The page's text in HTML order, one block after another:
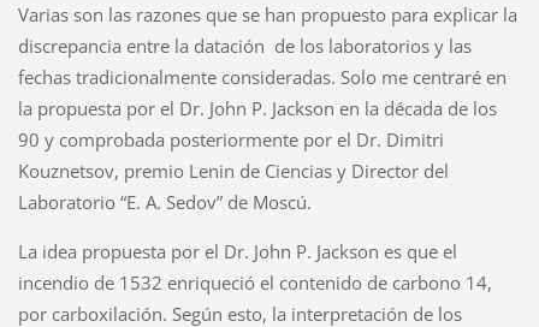
Varias son las razones que se han propuesto para explicar la
discrepancia entre la datación de los laboratorios y las
fechas tradicionalmente consideradas. Solo me centraré en
la propuesta por el Dr. John P. Jackson en la década de los
90 y comprobada posteriormente por el Dr. Dimitri
Kouznetsov, premio Lenin de Ciencias y Director del
Laboratorio “E. A. Sedov” de Moscú.
La idea propuesta por el Dr. John P. Jackson es queel
incendio de 1532 enriqueció el contenido de carbono 14,
por carboxilación. Según esto, la interpretación de los